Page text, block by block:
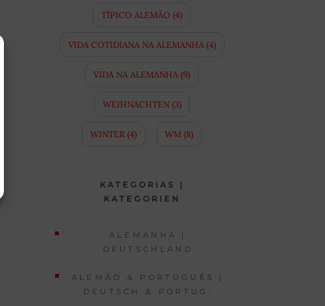
TÍPICO ALEMÃO (4)
VIDA COTIDIANA NA ALEMANHA(4)
VIDA NA ALEMANHA (9)
WEIHNACHTEN(3)
WINTER (4) WM (8)
KATEGORIAS |
KATEGORIEN
ALEMANHA |
DEUTSCHLAND
ALEMÃO & PORTUGUÊS |
DEUTSCH & PORTUG.